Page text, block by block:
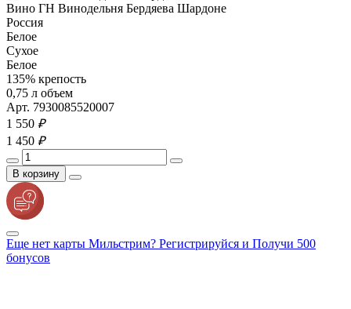
Вино ГН Винодельня Бердяева Шардоне
Россия
Белое
Сухое
Белое
135% крепость
0,75 л объем
Арт. 7930085520007
1 550 ₽
1 450 ₽
В корзину
Еще нет карты Мильстрим? Регистрируйся и Получи 500
бонусов